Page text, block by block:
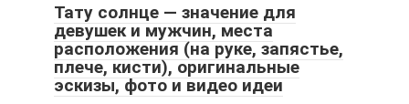
Тату солнце — значение для
девушек и мужчин, места
расположения (на руке, запястье,
плече, кисти), оригинальные
эскизы, фото и видео идеи